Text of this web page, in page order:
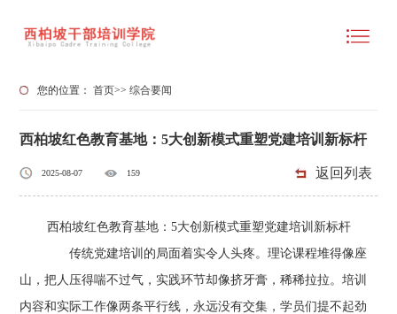
您的位置：首页>>综合要闻
西柏坡红色教育基地：5大创新模式重塑党建培训新标杆
2025-08-07 159 返回列表
西柏坡红色教育基地：5大创新模式重塑党建培训新标杆
传统党建培训的局面着实令人头疼。理论课程堆得像座
山，把人压得喘不过气，实践环节却像挤牙膏，稀稀拉拉。培训
内容和实际工作像两条平行线，永远没有交集，学员们提不起劲